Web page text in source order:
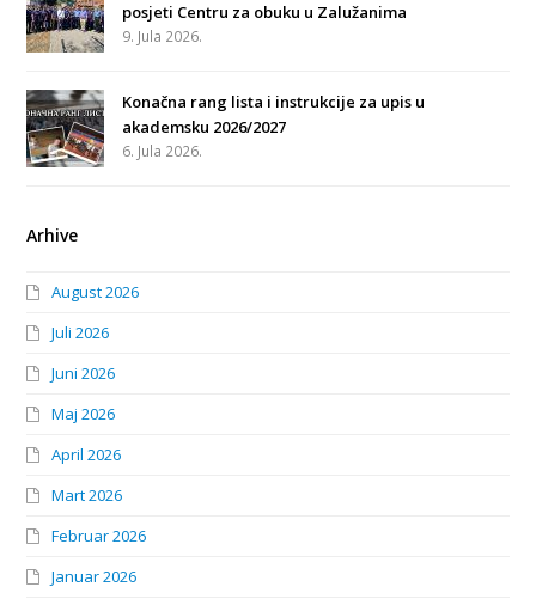
posjeti Centru za obuku u Zalužanima
9. Jula 2026.
Konačna rang lista i instrukcije za upis u
akademsku 2026/2027
6. Jula 2026.
Arhive
August 2026
Juli 2026
Juni 2026
Maj 2026
April 2026
Mart 2026
Februar 2026
Januar 2026